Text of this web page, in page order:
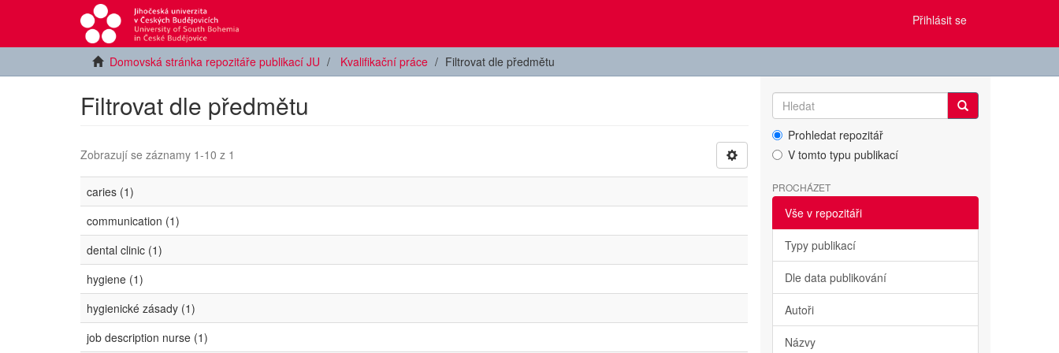
Přihlásit se
Domovská stránka repozitáře publikací JU Kvalifikační práce Filtrovat dle předmětu
Filtrovat dle předmětu
Zobrazují se záznamy 1-10 z 1
caries (1)
communication (1)
dental clinic (1)
hygiene (1)
hygienické zásady (1)
job description nurse (1)
Prohledat repozitář
V tomto typu publikací
PROCHÁZET
Vše v repozitáři
Typy publikací
Dle data publikování
Autoři
Názvy